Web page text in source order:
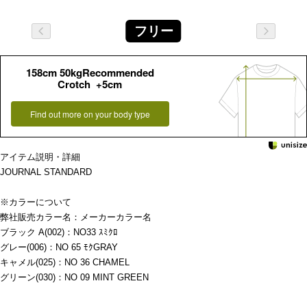
フリー
158cm 50kgRecommended
Crotch +5cm
Find out more on your body type
アイテム説明・詳細
JOURNAL STANDARD
※カラーについて
弊社販売カラー名：メーカーカラー名
ブラック A(002)：NO33 ｽﾐｸﾛ
グレー(006)：NO 65 ﾓｸGRAY
キャメル(025)：NO 36 CHAMEL
グリーン(030)：NO 09 MINT GREEN